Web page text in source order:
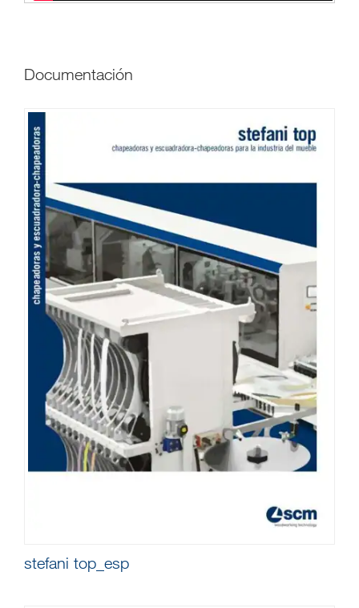
Documentación
stefani top_esp